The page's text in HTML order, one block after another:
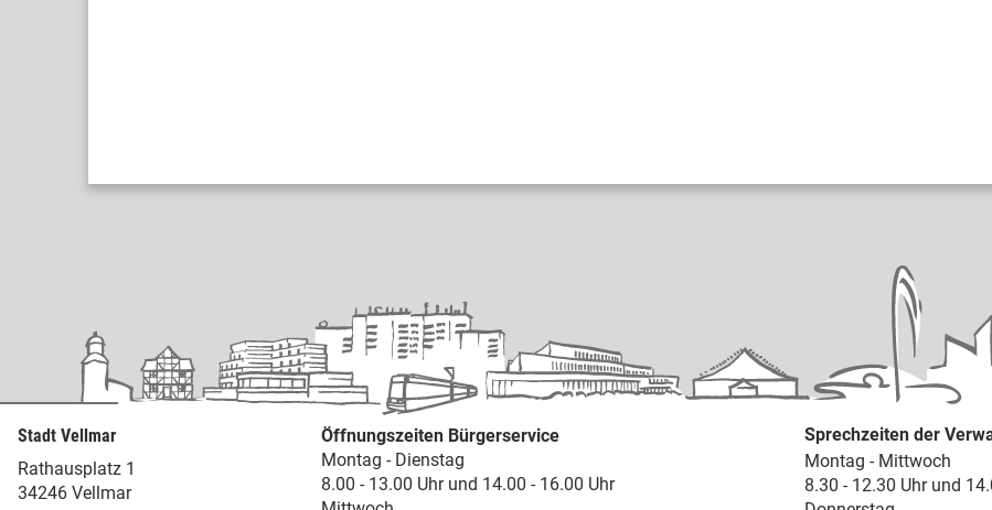
Stadt Vellmar
Rathausplatz 1
34246 Vellmar
Öffnungszeiten Bürgerservice
Montag - Dienstag
8.00 - 13.00 Uhr und 14.00 - 16.00 Uhr
Sprechzeiten der
Montag - Mittwoch
8.30 - 12.30 Uhr und